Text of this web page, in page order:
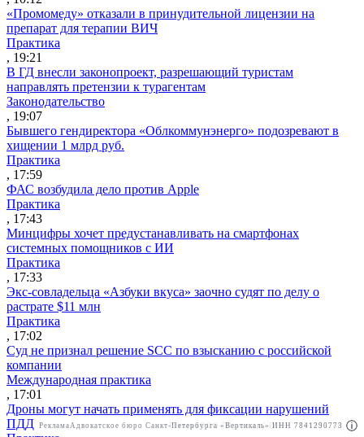
РекламаООО "Право.ру" ИНН: 7704835288
«Промомеду» отказали в принудительной лицензии на
препарат для терапии ВИЧ
Практика
, 19:21
В ГД внесли законопроект, разрешающий туристам
направлять претензии к турагентам
Законодательство
, 19:07
Бывшего гендиректора «Облкоммунэнерго» подозревают в
хищении 1 млрд руб.
Практика
, 17:59
ФАС возбудила дело против Apple
Практика
, 17:43
Минцифры хочет предустанавливать на смартфонах
системных помощников с ИИ
Практика
, 17:33
Экс-совладельца «Азбуки вкуса» заочно судят по делу о
растрате $11 млн
Практика
, 17:02
Суд не признал решение SCC по взысканию с российской
компании
Международная практика
, 17:01
Дроны могут начать применять для фиксации нарушений
ПДД Реклама Адвокатское бюро Санкт-Петербурга «Вертикаль» ИНН 7841290773